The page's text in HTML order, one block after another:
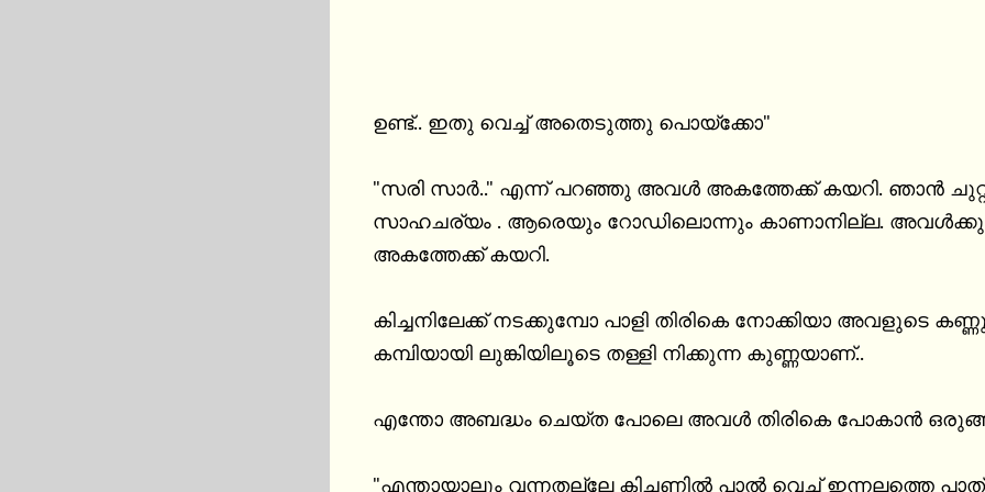
ഉണ്ട്.. ഇതു വെച്ച് അതെടുത്തു പൊയ്ക്കോ"
"സരി സാര്‍.." എന്ന് പറഞ്ഞു അവള്‍ അകത്തേക്ക് കയറി. ഞാന്‍
സാഹചര്യം . ആരെയും റോഡിലൊന്നും കാണാനില്ല. അവള്‍ക്കു
അകത്തേക്ക് കയറി.
കിച്ചനിലേക്ക് നടക്കുമ്പോ പാളി തിരികെ നോക്കിയാ അവളുടെ
കമ്പിയായി ലുങ്കിയിലൂടെ തള്ളി നിക്കുന്ന കുണ്ണയാണ്..
എന്തോ അബദ്ധം ചെയ്ത പോലെ അവള്‍ തിരികെ പോകാന്‍
"എന്തായാലും വന്നതല്ലേ കിച്ചണില്‍ പാല്‍ വെച്ച് ഇന്നലത്തെ